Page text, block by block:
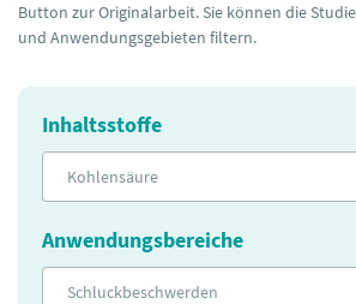
Button zur Originalarbeit. Sie können die
und Anwendungsgebieten filtern.
Inhaltsstoffe
Kohlensäure
Anwendungsbereiche
Schluckbeschwerden